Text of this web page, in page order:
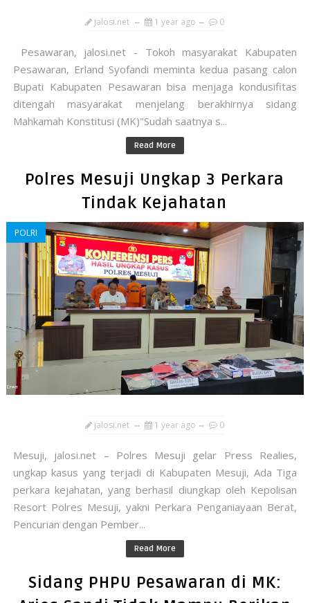
jalosi.net 1 year ago 0
Pesawaran, jalosi.net - Tokoh masyarakat Kabupaten
Pesawaran, Erland Syofandi meminta kedua pasang calon
Bupati Kabupaten Pesawaran bisa menjaga kondusifitas
ditengah masyarakat menjelang berakhirnya sidang
Mahkamah Konstitusi (MK)"Sudah saatnya s...
Read More
Polres Mesuji Ungkap 3 Perkara
Tindak Kejahatan
POLRI
jalosi.net 1 year ago 0
Mesuji, jalosi.net – Polres Mesuji gelar Press Realies,
ungkap kasus yang terjadi di Kabupaten Mesuji, Ada Tiga
perkara kejahatan, yang berhasil diungkap oleh Kepolisan
Resort Polres Mesuji, yakni Perkara Penganiayaan Berat,
Pencurian dengan Pember...
Read More
Sidang PHPU Pesawaran di MK: